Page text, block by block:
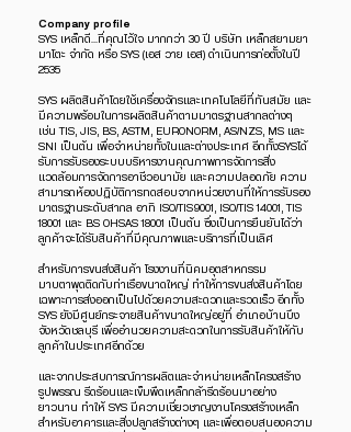
Company profile
SYS เหล็กดี…ที่คุณไว้ใจ มากกว่า 30 ปี บริษัท เหล็กสยามยา
มาโตะ จำกัด หรือ SYS (เอส วาย เอส) ดำเนินการก่อตั้งในปี
2535
SYS ผลิตสินค้าโดยใช้เครื่องจักรและเทคโนโลยีที่ทันสมัย และ
มีความพร้อมในการผลิตสินค้าตามมาตรฐานสากลต่างๆ
เช่น TIS, JIS, BS, ASTM, EURONORM, AS/NZS, MS และ
SNI เป็นต้น เพื่อจำหน่ายทั้งในและต่างประเทศ อีกทั้งSYSได้
รับการรับรองระบบบริหารงานคุณภาพการจัดการสิ่ง
แวดล้อมการจัดการอาชีวอนามัย และความปลอดภัย ความ
สามารถห้องปฏิบัติการทดสอบจากหน่วยงานที่ให้การรับรอง
มาตรฐานระดับสากล อาทิ ISO/TIS9001, ISO/TIS 14001, TIS
18001 และ BS OHSAS 18001 เป็นต้น ซึ่งเป็นการยืนยันได้ว่า
ลูกค้าจะได้รับสินค้าที่มีคุณภาพและบริการที่เป็นเลิศ
สำหรับการขนส่งสินค้า โรงงานที่นิคมอุตสาหกรรม
มาบตาพุดติดกับท่าเรือขนาดใหญ่ ทำให้การขนส่งสินค้าโดย
เฉพาะการส่งออกเป็นไปด้วยความสะดวกและรวดเร็ว อีกทั้ง
SYS ยังมีศูนย์กระจายสินค้าขนาดใหญ่อยู่ที่ อำเภอบ้านบึง
จังหวัดชลบุรี เพื่ออำนวยความสะดวกในการรับสินค้าให้กับ
ลูกค้าในประเทศอีกด้วย
และจากประสบการณ์การผลิตและจำหน่ายเหล็กโครงสร้าง
รูปพรรณ รีดร้อนและเข็มพืดเหล็กกล้ารีดร้อนมาอย่าง
ยาวนาน ทำให้ SYS มีความเชี่ยวชาญงานโครงสร้างเหล็ก
สำหรับอาคารและสิ่งปลูกสร้างต่างๆ และเพื่อตอบสนองความ